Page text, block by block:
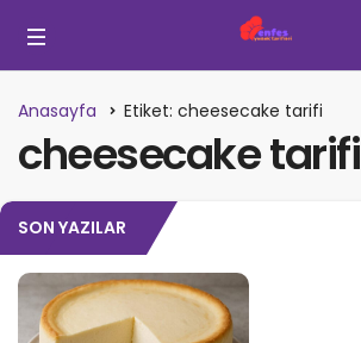
Anasayfa Etiket: cheesecake tarifi
cheesecake tarifi
SON YAZILAR